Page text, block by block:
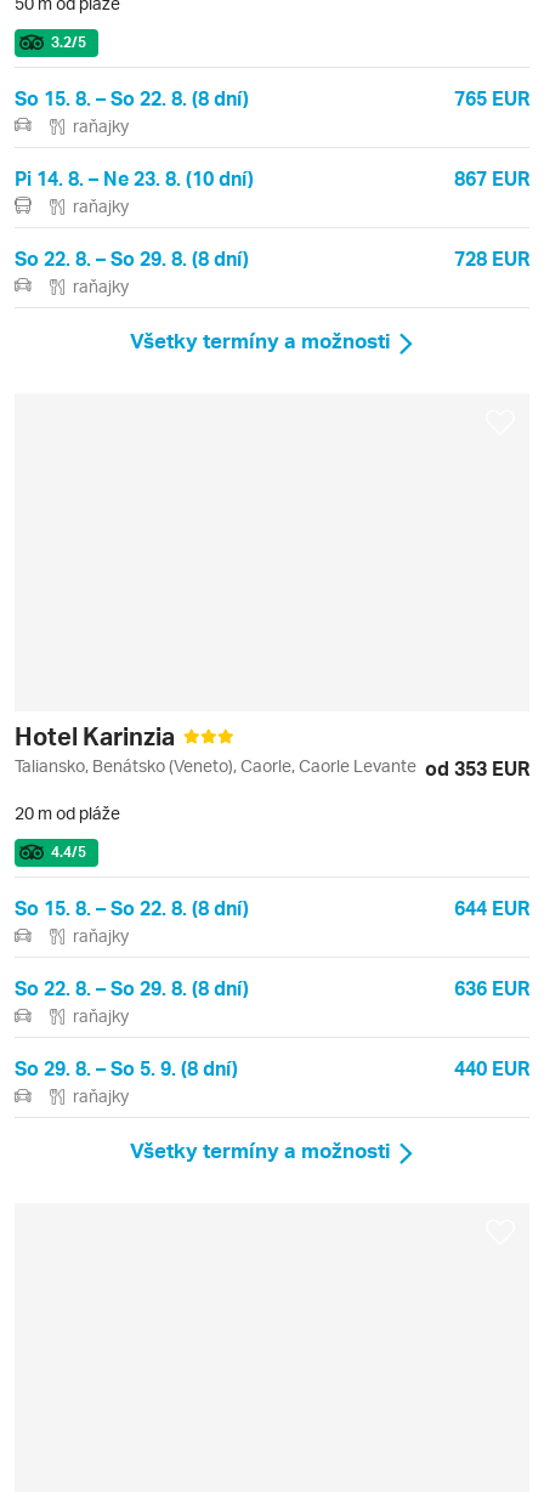
3.2/5
So 15. 8. – So 22. 8. (8 dní) 765 EUR
raňajky
Pi 14. 8. – Ne 23. 8. (10 dní) 867 EUR
raňajky
So 22. 8. – So 29. 8. (8 dní) 728 EUR
raňajky
Všetky termíny a možnosti
Hotel Karinzia
Taliansko, Benátsko (Veneto), Caorle, Caorle Levante od 353 EUR
20 m od pláže
4.4/5
So 15. 8. – So 22. 8. (8 dní) 644 EUR
raňajky
So 22. 8. – So 29. 8. (8 dní) 636 EUR
raňajky
So 29. 8. – So 5. 9. (8 dní) 440 EUR
raňajky
Všetky termíny a možnosti